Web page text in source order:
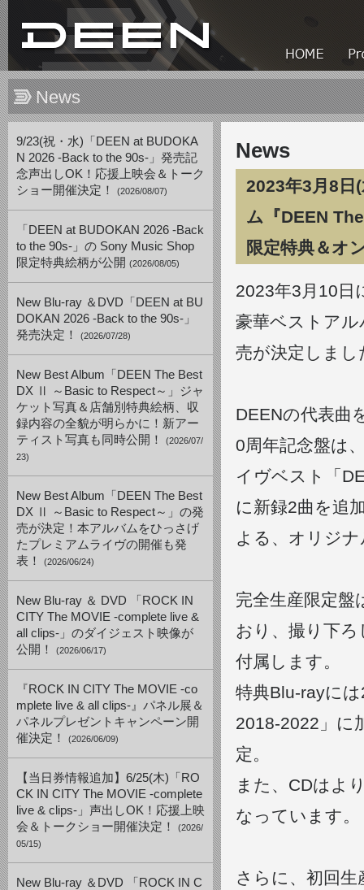
News
9/23(祝・水)「DEEN at BUDOKA
N 2026 -Back to the 90s-」発売記
念声出しOK！応援上映会＆トーク
ショー開催決定！
(2026/08/07)
「DEEN at BUDOKAN 2026 -Back
to the 90s-」の Sony Music Shop
限定特典絵柄が公開 (2026/08/05)
New Blu-ray ＆DVD「DEEN at BU
DOKAN 2026 -Back to the 90s-」
発売決定！
(2026/07/28)
New Best Album「DEEN The Best
DX Ⅱ ～Basic to Respect～」ジャ
ケット写真＆店舗別特典絵柄、収
録内容の全貌が明らかに！新アー
ティスト写真も同時公開！
(2026/07/
23)
New Best Album「DEEN The Best
DX Ⅱ ～Basic to Respect～」の発
売が決定！本アルバムをひっさげ
たプレミアムライヴの開催も発
表！
(2026/06/24)
New Blu-ray ＆ DVD 「ROCK IN
CITY The MOVIE -complete live &
all clips-」のダイジェスト映像が
公開！
(2026/06/17)
『ROCK IN CITY The MOVIE -co
mplete live & all clips-』パネル展＆
パネルプレゼントキャンペーン開
催決定！
(2026/06/09)
【当日券情報追加】6/25(木)「RO
CK IN CITY The MOVIE -complete
live & clips-」声出しOK！応援上映
会＆トークショー開催決定！
(2026/
05/15)
New Blu-ray ＆DVD 「ROCK IN C
News
2023年3月8日
ム『DEEN
限定特典＆オ
2023年3月10日
豪華ベストアル
売が決定しまし
DEENの代表曲
0周年記念盤は
イヴベスト「
に新録2曲を追
よる、オリジ
完全生産限定
おり、撮り下
付属します。
特典Blu-rayに
2018-2022」に
定。
また、CDはよ
なっています。
さらに、初回